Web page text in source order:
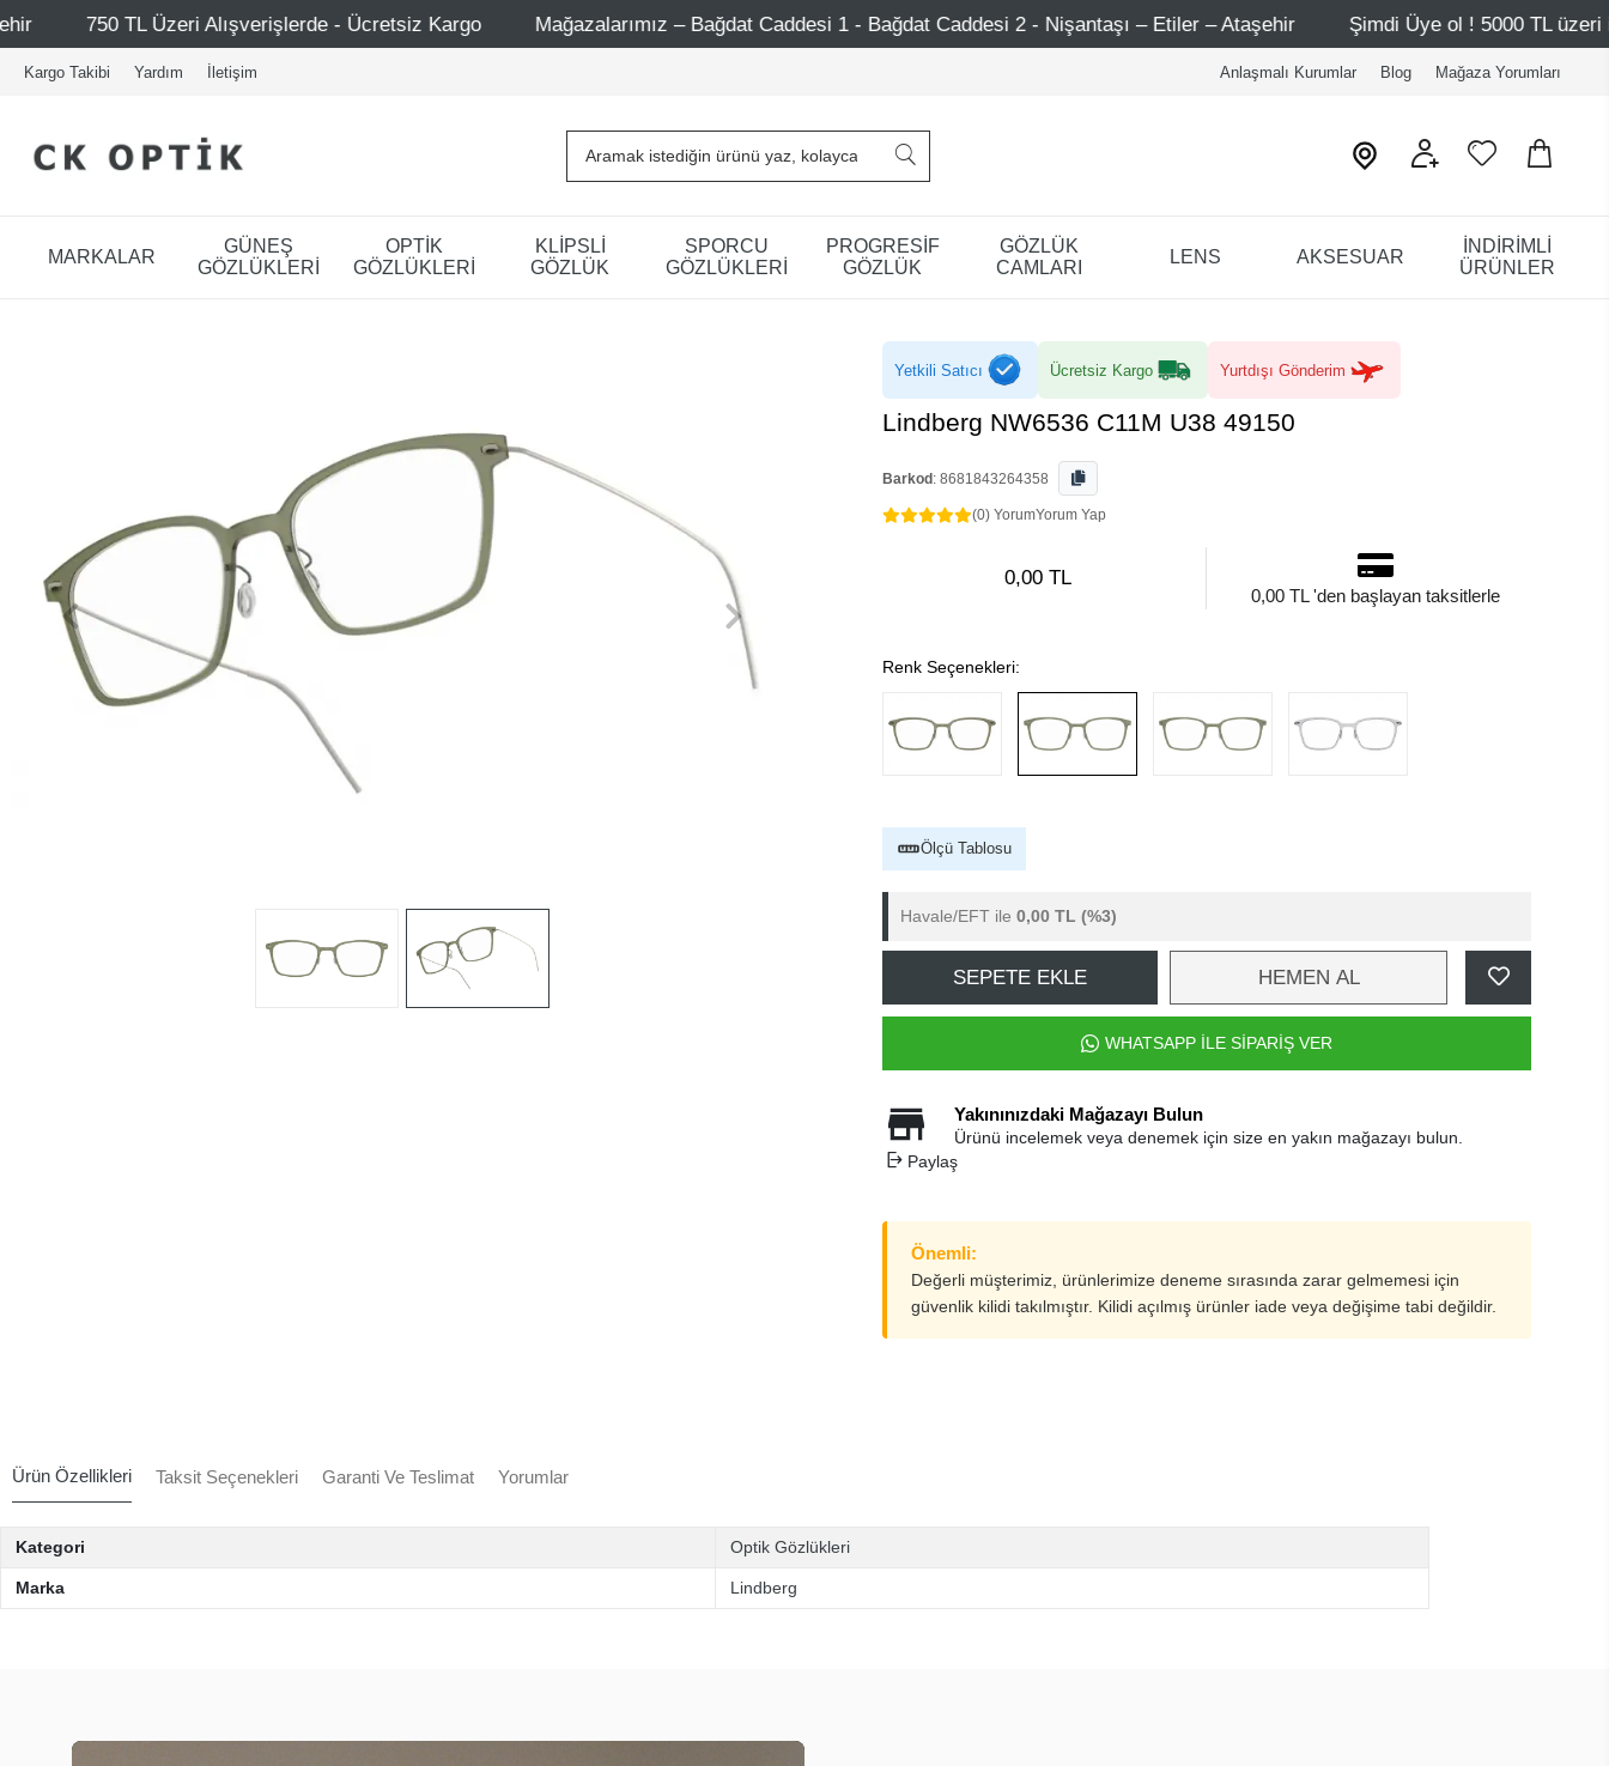
- Ücretsiz Kargo Mağazalarımız – Bağdat Caddesi 1 - Bağdat Caddesi 2 - Nişantaşı – Etiler – Ataşehir Şimdi Üye ol ! 5000 TL üzeri ilk alışverişinde 500 TL
Kargo Takibi Yardım İletişim Anlaşmalı Kurumlar Blog Mağaza Yorumları
MARKALAR
GÜNEŞ
GÖZLÜKLERİ
OPTİK
GÖZLÜKLERİ
KLİPSLİ
GÖZLÜK
SPORCU
GÖZLÜKLERİ
PROGRESİF
GÖZLÜK
GÖZLÜK
CAMLARI
LENS AKSESUAR
İNDİRİMLİ
ÜRÜNLER
Yetkili Satıcı Ücretsiz Kargo Yurtdışı Gönderim
Lindberg NW6536 C11M U38 49150
Barkod : 8681843264358
(0) YorumYorum Yap
0,00 TL
0,00 TL 'den başlayan taksitlerle
Renk Seçenekleri:
Ölçü Tablosu
Havale/EFT ile 0,00 TL (%3)
SEPETE EKLE HEMEN AL
WHATSAPP İLE SİPARİŞ VER
Yakınınızdaki Mağazayı Bulun
Ürünü incelemek veya denemek için size en yakın mağazayı bulun.
Paylaş
Önemli:
Değerli müşterimiz, ürünlerimize deneme sırasında zarar gelmemesi için
güvenlik kilidi takılmıştır. Kilidi açılmış ürünler iade veya değişime tabi değildir.
Ürün Özellikleri Taksit Seçenekleri Garanti Ve Teslimat Yorumlar
Kategori Optik Gözlükleri
Marka Lindberg